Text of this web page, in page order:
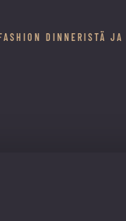
DINNERISTÄ JA